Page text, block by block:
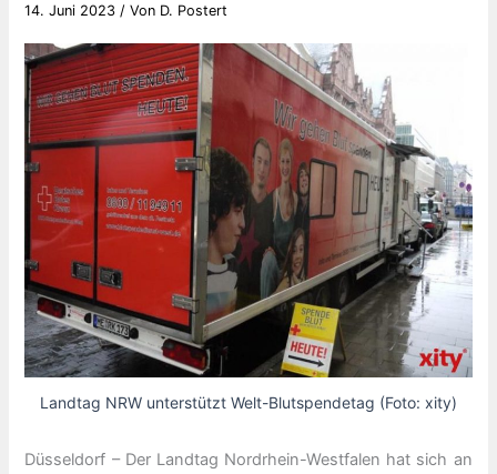
14. Juni 2023 / Von D. Postert
Landtag NRW unterstützt Welt-Blutspendetag (Foto: xity)
Düsseldorf – Der Landtag Nordrhein-Westfalen hat sich an